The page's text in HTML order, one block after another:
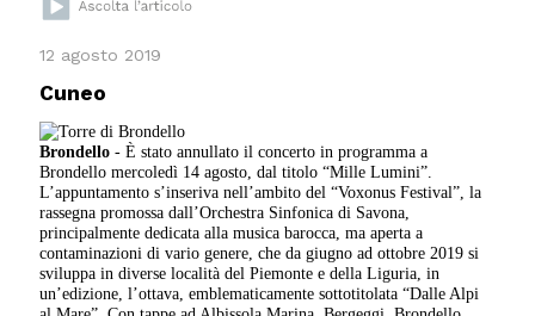
12 agosto 2019
Cuneo
Brondello - È stato annullato il concerto in programma a
Brondello mercoledì 14 agosto, dal titolo “Mille Lumini”.
L’appuntamento s’inseriva nell’ambito del “Voxonus Festival”, la
rassegna promossa dall’Orchestra Sinfonica di Savona,
principalmente dedicata alla musica barocca, ma aperta a
contaminazioni di vario genere, che da giugno ad ottobre 2019 si
sviluppa in diverse località del Piemonte e della Liguria, in
un’edizione, l’ottava, emblematicamente sottotitolata “Dalle Alpi